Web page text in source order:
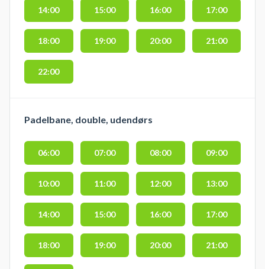
14:00 15:00 16:00 17:00
18:00 19:00 20:00 21:00
22:00
Padelbane, double, udendørs
06:00 07:00 08:00 09:00
10:00 11:00 12:00 13:00
14:00 15:00 16:00 17:00
18:00 19:00 20:00 21:00